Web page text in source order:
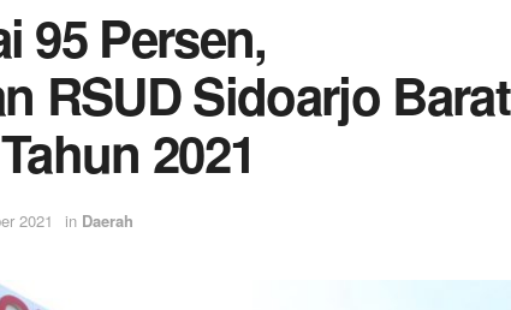
95 Persen,
RSUD Sidoarjo Barat
2021
2021 in Daerah